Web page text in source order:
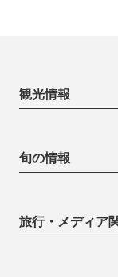
観光情報
旬の情報
旅行・メディア